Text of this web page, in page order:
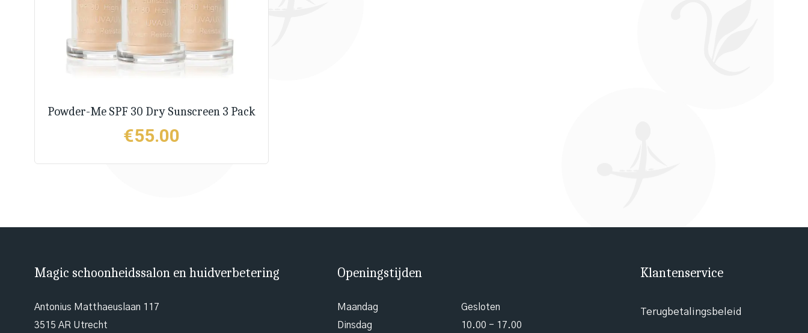
Powder-Me SPF 30 Dry Sunscreen 3 Pack
€55.00
Magic schoonheidssalon en huidverbetering
Antonius Matthaeuslaan 117
3515 AR Utrecht
Openingstijden
Maandag
Gesloten
Dinsdag
10.00 - 17.00
Klantenservice
Terugbetalingsbeleid